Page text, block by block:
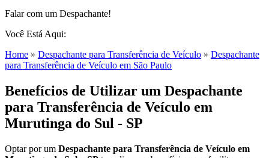
Falar com um Despachante!
Você Está Aqui:
Home » Despachante para Transferência de Veículo » Despachante
para Transferência de Veículo em São Paulo
Benefícios de Utilizar um Despachante
para Transferência de Veículo em
Murutinga do Sul - SP
Optar por um Despachante para Transferência de Veículo em